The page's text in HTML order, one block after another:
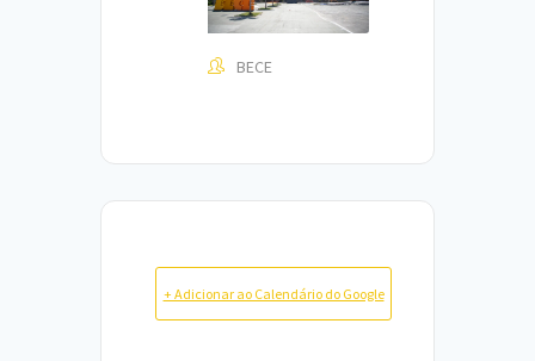
BECE
+ Adicionar ao Calendário do Google